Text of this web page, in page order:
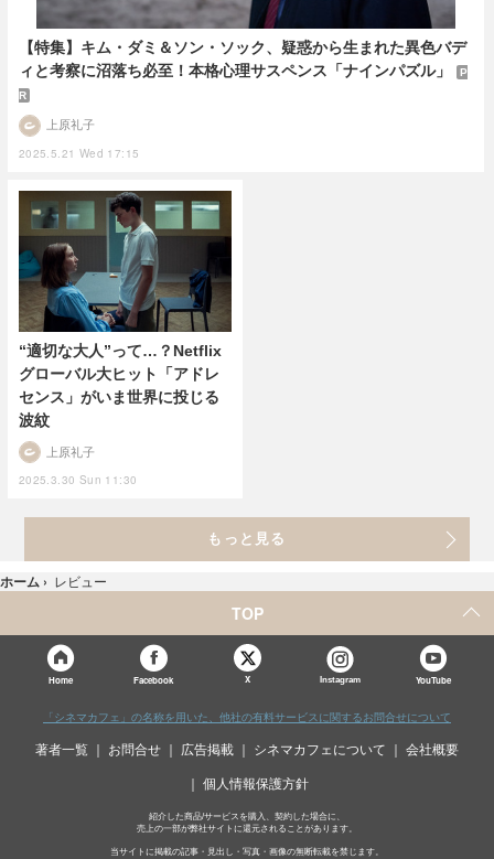
【特集】キム・ダミ＆ソン・ソック、疑惑から生まれた異色バデ
ィと考察に沼落ち必至！本格心理サスペンス「ナインパズル」
P
R
2025.5.21 Wed 17:15
上原礼子
“適切な大人”って…？Netflix
グローバル大ヒット「アドレ
センス」がいま世界に投じる
波紋
2025.3.30 Sun 11:30
上原礼子
もっと見る
ホーム › レビュー
TOP
Home Facebook X Instagram YouTube
「シネマカフェ」の名称を用いた、他社の有料サービスに関するお問合せについて
著者一覧 お問合せ 広告掲載 シネマカフェについて 会社概要
個人情報保護方針
紹介した商品/サービスを購入、契約した場合に、
売上の一部が弊社サイトに還元されることがあります。
当サイトに掲載の記事・見出し・写真・画像の無断転載を禁じます。